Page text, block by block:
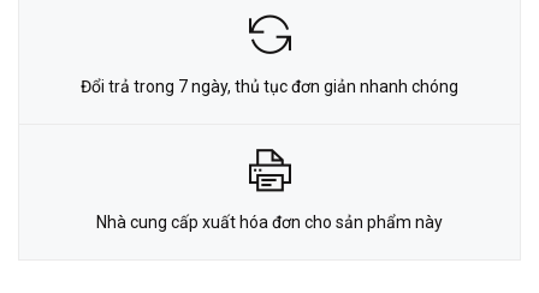
Đổi trả trong 7 ngày, thủ tục đơn giản nhanh chóng
Nhà cung cấp xuất hóa đơn cho sản phẩm này